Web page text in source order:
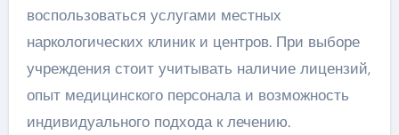
воспользоваться услугами местных
наркологических клиник и центров. При выборе
учреждения стоит учитывать наличие лицензий,
опыт медицинского персонала и возможность
индивидуального подхода к лечению.